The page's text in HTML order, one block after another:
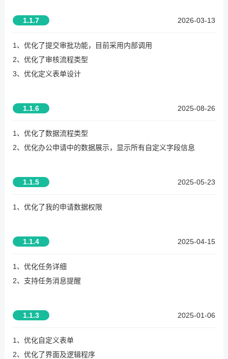
1.1.7 2026-03-13
1、优化了提交审批功能，目前采用内部调用
2、优化了审核流程类型
3、优化定义表单设计
1.1.6 2025-08-26
1、优化了数据流程类型
2、优化办公申请中的数据展示，显示所有自定义字段信息
1.1.5 2025-05-23
1、优化了我的申请数据权限
1.1.4 2025-04-15
1、优化任务详细
2、支持任务消息提醒
1.1.3 2025-01-06
1、优化自定义表单
2、优化了界面及逻辑程序